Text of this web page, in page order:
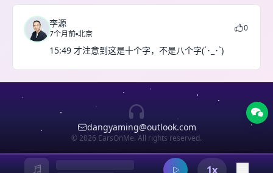
李源
7个月前 北京
0
15:49 才注意到这是十个字，不是八个字(´･_･`)
dangyaming@outlook.com
© 2026 EarsOnMe. All rights reserved.
1x